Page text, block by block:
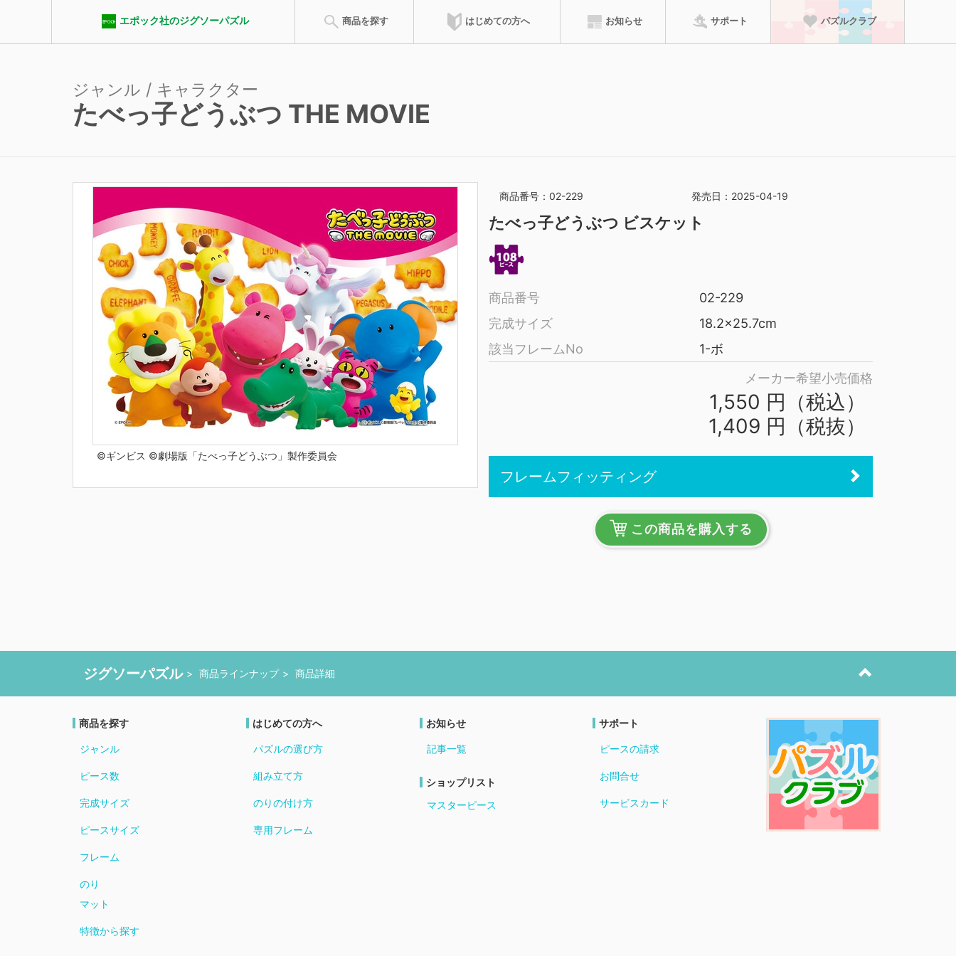
エポック社のジグソーパズル 商品を探す はじめての方へ お知らせ サポート パズルクラブ
エポック社パズルクラブ 達人ポイント
購入したジグソーパズルを登録して
記録を残そう
ピース請求
ご購入時にピースが不足していた場合は、
ジャンル / キャラクター
たべっ子どうぶつ THE MOVIE
©ギンビス ©劇場版「たべっ子どうぶつ」製作委員会
商品番号：02-229 発売日：2025-04-19
たべっ子どうぶつ ビスケット
商品番号
02-229
完成サイズ
18.2x25.7cm
該当フレームNo
1-ボ
メーカー希望小売価格
1,550 円（税込）
1,409 円（税抜）
フレームフィッティング
この商品を購入する
ジグソーパズル 商品ラインナップ 商品詳細
商品を探す
ジャンル
ピース数
完成サイズ
ピースサイズ
フレーム
のり
マット
特徴から探す
はじめての方へ
パズルの選び方
組み立て方
のりの付け方
専用フレーム
お知らせ
記事一覧
ショップリスト
マスターピース
サポート
ピースの請求
お問合せ
サービスカード